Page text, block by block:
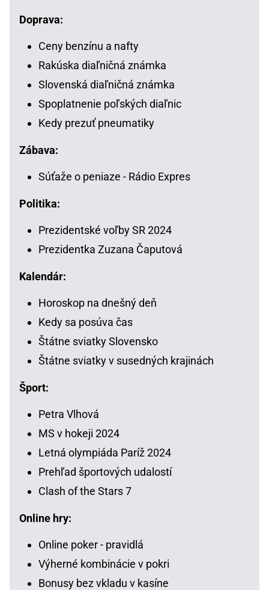
Doprava:
Ceny benzínu a nafty
Rakúska diaľničná známka
Slovenská diaľničná známka
Spoplatnenie poľských diaľnic
Kedy prezuť pneumatiky
Zábava:
Súťaže o peniaze - Rádio Expres
Politika:
Prezidentské voľby SR 2024
Prezidentka Zuzana Čaputová
Kalendár:
Horoskop na dnešný deň
Kedy sa posúva čas
Štátne sviatky Slovensko
Štátne sviatky v susedných krajinách
Šport:
Petra Vlhová
MS v hokeji 2024
Letná olympiáda Paríž 2024
Prehľad športových udalostí
Clash of the Stars 7
Online hry:
Online poker - pravidlá
Výherné kombinácie v pokri
Bonusy bez vkladu v kasíne